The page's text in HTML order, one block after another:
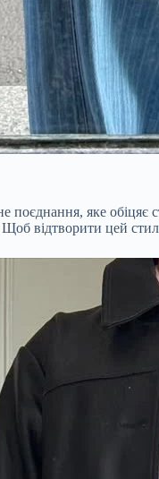
поєднання, яке
відтворити цей